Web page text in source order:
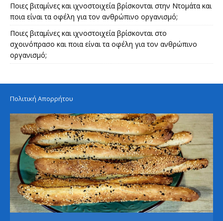
Ποιες βιταμίνες και ιχνοστοιχεία βρίσκονται στην Ντομάτα και
ποια είναι τα οφέλη για τον ανθρώπινο οργανισμό;
Ποιες βιταμίνες και ιχνοστοιχεία βρίσκονται στο
σχοινόπρασο και ποια είναι τα οφέλη για τον ανθρώπινο
οργανισμό;
Πολιτική Απορρήτου